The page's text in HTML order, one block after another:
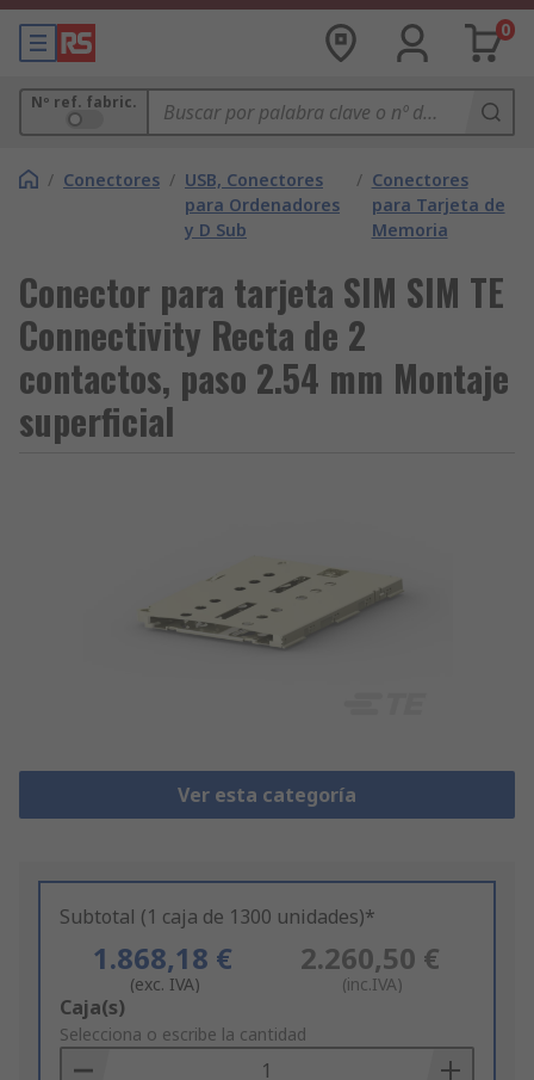
0
Nº ref. fabric.
/ Conectores / USB, Conectores
para Ordenadores
y D Sub
/ Conectores
para Tarjeta de
Memoria
Conector para tarjeta SIM SIM TE
Connectivity Recta de 2
contactos, paso 2.54 mm Montaje
superficial
Ver esta categoría
Subtotal (1 caja de 1300 unidades)*
1.868,18 €
(exc. IVA)
2.260,50 €
(inc.IVA)
Add
to
Basket
Caja(s)
Selecciona o escribe la cantidad